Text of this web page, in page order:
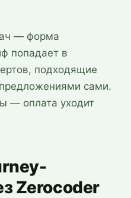
— форма
попадает в
подходящие
сами.
— оплата уходит
Zerocoder